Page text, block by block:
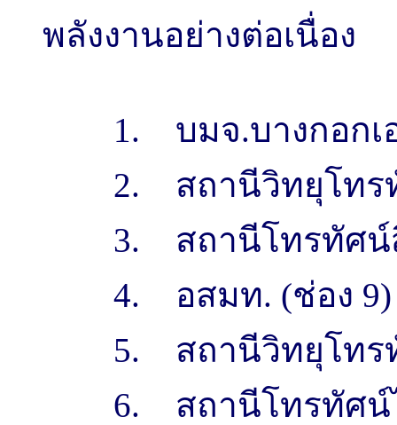
พลังงานอย่างต่อเนื่อง
1. บมจ.บางกอกเ
2. สถานีวิทยุโทร
3. สถานีโทรทัศน์
4. อสมท. (ช่อง 9)
5. สถานีวิทยุโทร
6. สถานีโทรทัศน์